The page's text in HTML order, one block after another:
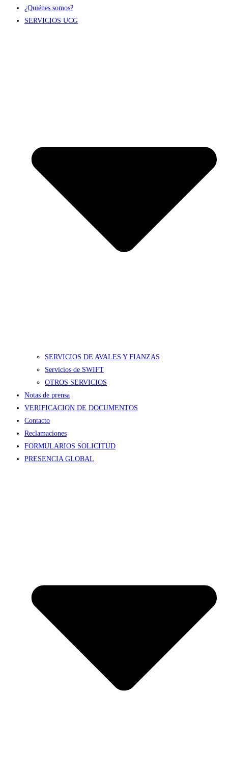
¿Quiénes somos?
SERVICIOS UCG
SERVICIOS DE AVALES Y FIANZAS
Servicios de SWIFT
OTROS SERVICIOS
Notas de prensa
VERIFICACION DE DOCUMENTOS
Contacto
Reclamaciones
FORMULARIOS SOLICITUD
PRESENCIA GLOBAL